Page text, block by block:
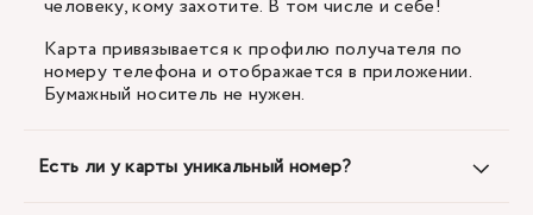
человеку, кому захотите. В том числе и себе!
Карта привязывается к профилю получателя по
номеру телефона и отображается в приложении.
Бумажный носитель не нужен.
Есть ли у карты уникальный номер?